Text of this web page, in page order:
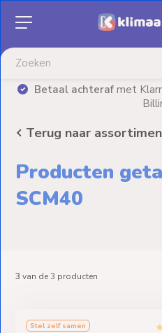
Betaal achterafmet
Aanbiedingen
verwarming
Elektrische
Boilers
Terrasverwarming
Ventilators
Terug naar
Producten
SCM40
3 van de3 producten
Stel zelf samen